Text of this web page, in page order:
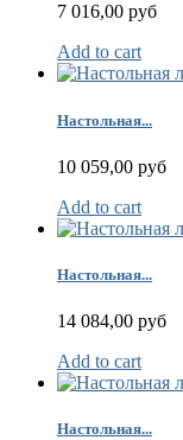
7 016,00 руб
Add to cart
Настольная...
10 059,00 руб
Add to cart
Настольная...
14 084,00 руб
Add to cart
Настольная...